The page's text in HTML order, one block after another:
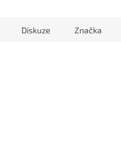
Diskuze Značka